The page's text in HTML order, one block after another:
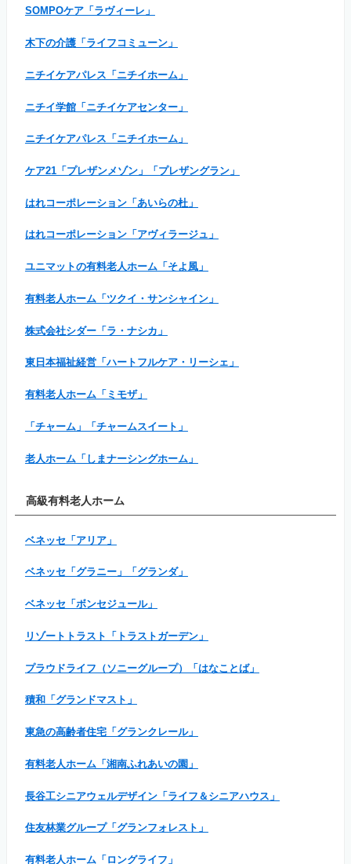
SOMPOケア「ラヴィーレ」
木下の介護「ライフコミューン」
ニチイケアパレス「ニチイホーム」
ニチイ学館「ニチイケアセンター」
ニチイケアパレス「ニチイホーム」
ケア21「プレザンメゾン」「プレザングラン」
はれコーポレーション「あいらの杜」
はれコーポレーション「アヴィラージュ」
ユニマットの有料老人ホーム「そよ風」
有料老人ホーム「ツクイ・サンシャイン」
株式会社シダー「ラ・ナシカ」
東日本福祉経営「ハートフルケア・リーシェ」
有料老人ホーム「ミモザ」
「チャーム」「チャームスイート」
老人ホーム「しまナーシングホーム」
高級有料老人ホーム
ベネッセ「アリア」
ベネッセ「グラニー」「グランダ」
ベネッセ「ボンセジュール」
リゾートトラスト「トラストガーデン」
プラウドライフ（ソニーグループ）「はなことば」
積和「グランドマスト」
東急の高齢者住宅「グランクレール」
有料老人ホーム「湘南ふれあいの園」
長谷工シニアウェルデザイン「ライフ＆シニアハウス」
住友林業グループ「グランフォレスト」
有料老人ホーム「ロングライフ」